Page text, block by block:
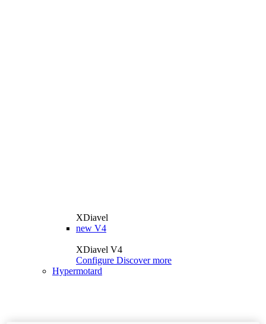
XDiavel
new V4
XDiavel V4
Configure Discover more
Hypermotard